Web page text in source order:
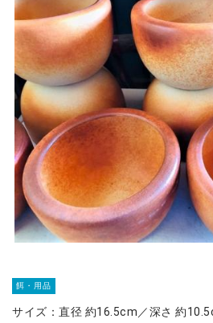
餌・用品
サイズ：直径 約16.5cm／深さ 約